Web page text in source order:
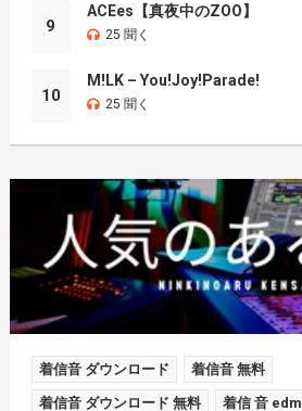
9
ACEes【真夜中のZOO】
25 聞く
10
M!LK – You!Joy!Parade!
25 聞く
着信音 ダウンロード 着信音 無料
着信音 ダウンロード 無料 着信 音 edm